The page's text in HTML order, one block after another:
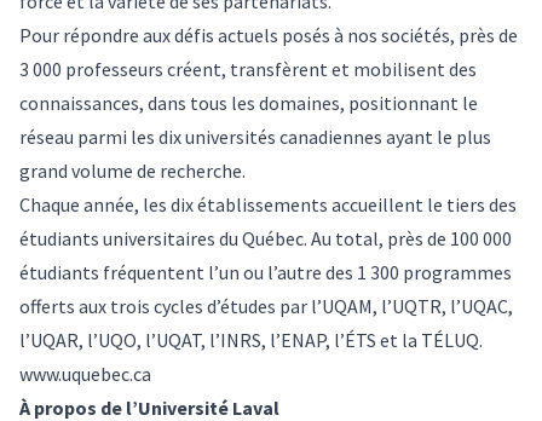
Pour répondre aux défis actuels posés à nos sociétés, près de
3 000 professeurs créent, transfèrent et mobilisent des
connaissances, dans tous les domaines, positionnant le
réseau parmi les dix universités canadiennes ayant le plus
grand volume de recherche.
Chaque année, les dix établissements accueillent le tiers des
étudiants universitaires du Québec. Au total, près de 100 000
étudiants fréquentent l’un ou l’autre des 1 300 programmes
offerts aux trois cycles d’études par l’UQAM, l’UQTR, l’UQAC,
l’UQAR, l’UQO, l’UQAT, l’INRS, l’ENAP, l’ÉTS et la TÉLUQ.
www.uquebec.ca
À propos de l’Université Laval